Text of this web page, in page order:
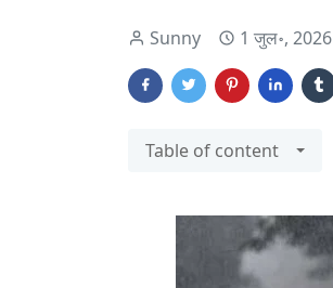
Sunny 1 जुल॰, 2026
Table of content